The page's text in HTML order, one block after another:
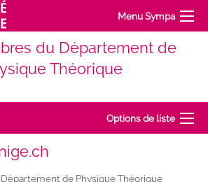
Menu Sympa
du Département de
Théorique
Options de liste
de Physique Théorique